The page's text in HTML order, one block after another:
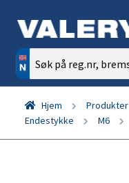
Søk
etter:
Hjem Produkter
Endestykke
M6